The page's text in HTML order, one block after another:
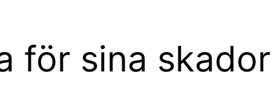
för sina skador